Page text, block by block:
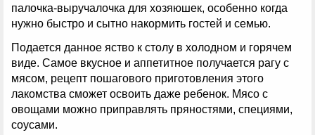
палочка-выручалочка для хозяюшек, особенно когда
нужно быстро и сытно накормить гостей и семью.
Подается данное яство к столу в холодном и горячем
виде. Самое вкусное и аппетитное получается рагу с
мясом, рецепт пошагового приготовления этого
лакомства сможет освоить даже ребенок. Мясо с
овощами можно приправлять пряностями, специями,
соусами.